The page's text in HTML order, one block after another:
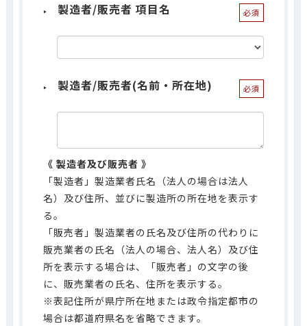
製造者/販売者 項目名 必須
製造者/販売者(名前・所在地) 必須
製造者及び販売者
「製造者」製造業者氏名（法人の場合は法人
名）及び住所、並びに製造所の所在地を表示す
る。
「販売者」製造業者の氏名及び住所の代わりに
販売業者の氏名（法人の場合、法人名）及び住
所を表示する場合は、「販売者」の文字の後
に、販売業者の氏名、住所を表示する。
※表記住所が県庁所在地または政令指定都市の
場合は都道府県名を省略できます。